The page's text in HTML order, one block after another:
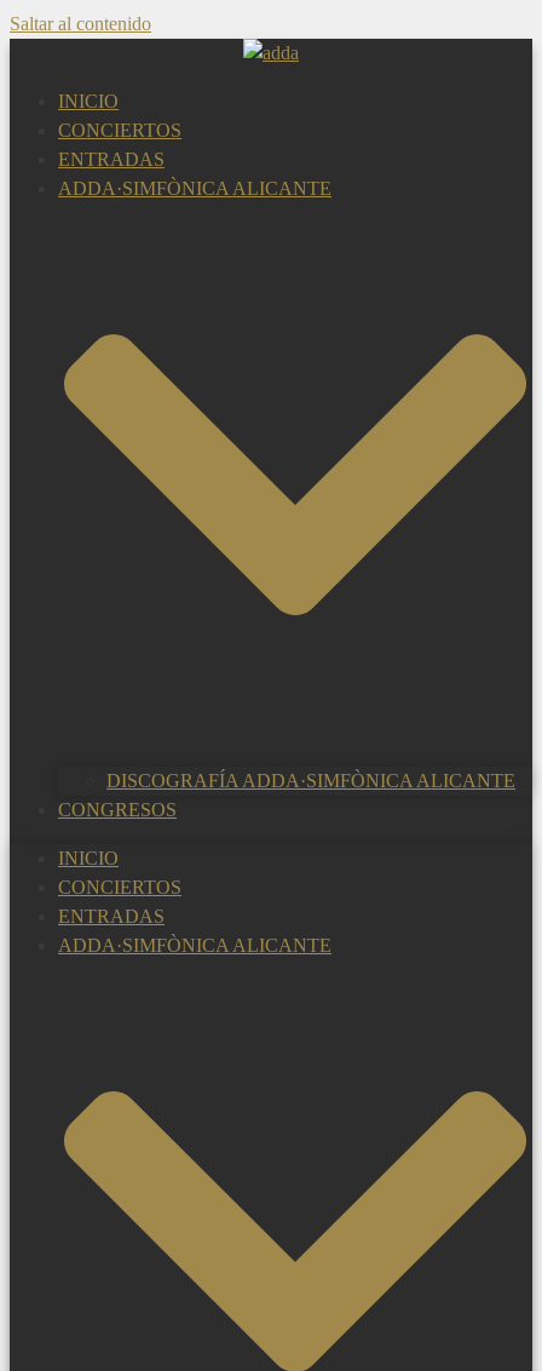
Saltar al contenido
INICIO
CONCIERTOS
ENTRADAS
ADDA·SIMFÒNICA ALICANTE
DISCOGRAFÍA ADDA·SIMFÒNICA ALICANTE
CONGRESOS
INICIO
CONCIERTOS
ENTRADAS
ADDA·SIMFÒNICA ALICANTE